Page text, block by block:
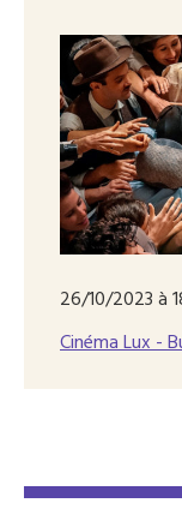
26/10/2023 à
Cinéma Lux -